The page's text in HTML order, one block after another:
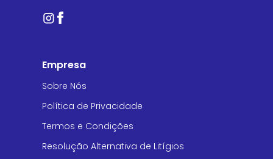
Empresa
Sobre Nós
Política de Privacidade
Termos e Condições
Resolução Alternativa de Litígios